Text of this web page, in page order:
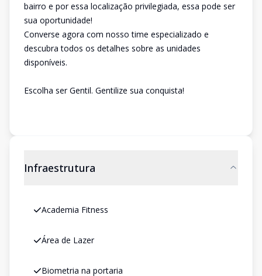
bairro e por essa localização privilegiada, essa pode ser
sua oportunidade!
Converse agora com nosso time especializado e
descubra todos os detalhes sobre as unidades
disponíveis.
Escolha ser Gentil. Gentilize sua conquista!
Infraestrutura
Academia Fitness
Área de Lazer
Biometria na portaria